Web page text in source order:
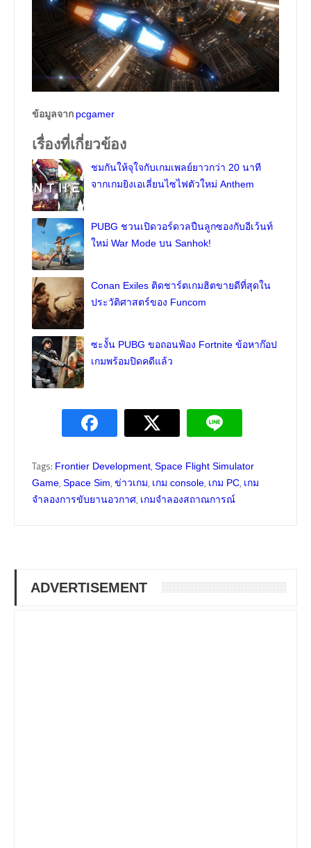
ข้อมูลจาก pcgamer
เรื่องที่เกี่ยวข้อง
ชมกันให้จุใจกับเกมเพลย์ยาวกว่า 20 นาที
จากเกมยิงเอเลี่ยนไซไฟตัวใหม่ Anthem
PUBG ชวนเปิดวอร์ดวลปืนลูกซองกับอีเว้นท์
ใหม่ War Mode บน Sanhok!
Conan Exiles ติดชาร์ตเกมฮิตขายดีที่สุดใน
ประวัติศาสตร์ของ Funcom
ซะงั้น PUBG ขอถอนฟ้อง Fortnite ข้อหาก๊อป
เกมพร้อมปิดคดีแล้ว
Tags: Frontier Development, Space Flight Simulator
Game, Space Sim, ข่าวเกม, เกม console, เกม PC, เกม
จำลองการขับยานอวกาศ, เกมจำลองสถาณการณ์
ADVERTISEMENT